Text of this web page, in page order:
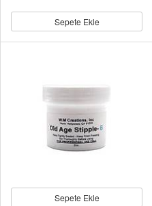
Sepete Ekle
Sepete Ekle